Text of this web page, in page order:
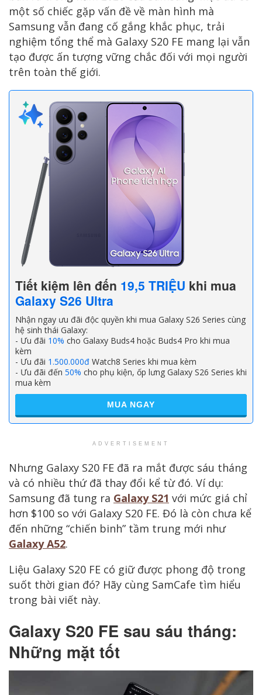
một số chiếc gặp vấn đề về màn hình mà
Samsung vẫn đang cố gắng khắc phục, trải
nghiệm tổng thể mà Galaxy S20 FE mang lại vẫn
tạo được ấn tượng vững chắc đối với mọi người
trên toàn thế giới.
Tiết kiệm lên đến 19,5 TRIỆU khi mua
Galaxy S26 Ultra
Nhận ngay ưu đãi độc quyền khi mua Galaxy S26 Series cùng
hệ sinh thái Galaxy:
- Ưu đãi 10% cho Galaxy Buds4 hoặc Buds4 Pro khi mua
kèm
- Ưu đãi 1.500.000đ Watch8 Series khi mua kèm
- Ưu đãi đến 50% cho phụ kiện, ốp lưng Galaxy S26 Series khi
mua kèm
MUA NGAY
ADVERTISEMENT
Nhưng Galaxy S20 FE đã ra mắt được sáu tháng
và có nhiều thứ đã thay đổi kể từ đó. Ví dụ:
Samsung đã tung ra Galaxy S21 với mức giá chỉ
hơn $100 so với Galaxy S20 FE. Đó là còn chưa kể
đến những “chiến binh” tầm trung mới như
Galaxy A52.
Liệu Galaxy S20 FE có giữ được phong độ trong
suốt thời gian đó? Hãy cùng SamCafe tìm hiểu
trong bài viết này.
Galaxy S20 FE sau sáu tháng:
Những mặt tốt